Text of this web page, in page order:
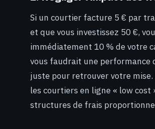
Si un courtier facture 5 € par
et que vous investissez 50 €,
immédiatement 10 % de votre
vous faudrait une performance
juste pour retrouver votre
les courtiers en ligne « low cost
structures de frais